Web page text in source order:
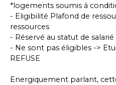
*logements soumis à
- Eligibilité Plafond de
ressources
- Réservé au statut de
- Ne sont pas éligibles ->
REFUSE
Energiquement parlant,